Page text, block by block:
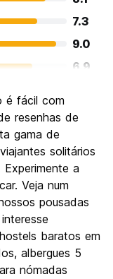
7.3
9.0
6.9
7.7
8.2
é fácil com
resenhas de
gama de
solitários
a
Veja num
pousadas
baratos em
albergues 5
nómadas